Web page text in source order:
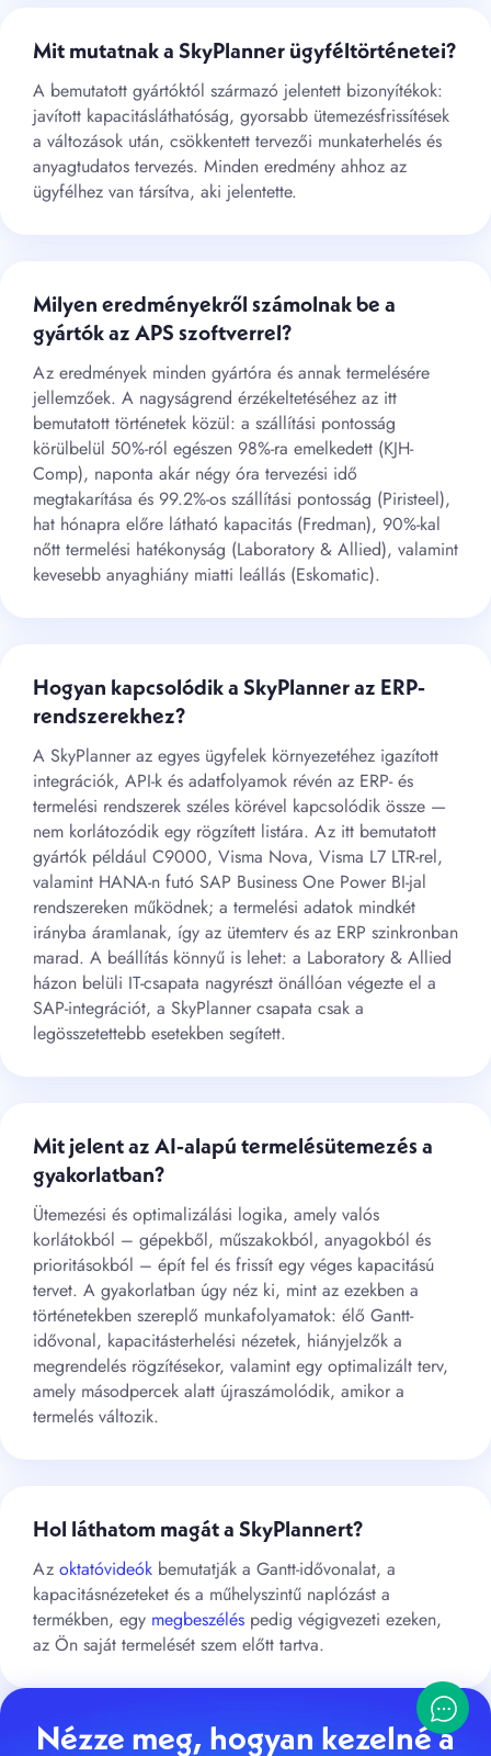
Mit mutatnak a SkyPlanner ügyféltörténetei?
A bemutatott gyártóktól származó jelentett bizonyítékok:
javított kapacitásláthatóság, gyorsabb ütemezésfrissítések
a változások után, csökkentett tervezői munkaterhelés és
anyagtudatos tervezés. Minden eredmény ahhoz az
ügyfélhez van társítva, aki jelentette.
Milyen eredményekről számolnak be a
gyártók az APS szoftverrel?
Az eredmények minden gyártóra és annak termelésére
jellemzőek. A nagyságrend érzékeltetéséhez az itt
bemutatott történetek közül: a szállítási pontosság
körülbelül 50%-ról egészen 98%-ra emelkedett (KJH-
Comp), naponta akár négy óra tervezési idő
megtakarítása és 99.2%-os szállítási pontosság (Piristeel),
hat hónapra előre látható kapacitás (Fredman), 90%-kal
nőtt termelési hatékonyság (Laboratory & Allied), valamint
kevesebb anyaghiány miatti leállás (Eskomatic).
Hogyan kapcsolódik a SkyPlanner az ERP-
rendszerekhez?
A SkyPlanner az egyes ügyfelek környezetéhez igazított
integrációk, API-k és adatfolyamok révén az ERP- és
termelési rendszerek széles körével kapcsolódik össze —
nem korlátozódik egy rögzített listára. Az itt bemutatott
gyártók például C9000, Visma Nova, Visma L7 LTR-rel,
valamint HANA-n futó SAP Business One Power BI-jal
rendszereken működnek; a termelési adatok mindkét
irányba áramlanak, így az ütemterv és az ERP szinkronban
marad. A beállítás könnyű is lehet: a Laboratory & Allied
házon belüli IT-csapata nagyrészt önállóan végezte el a
SAP-integrációt, a SkyPlanner csapata csak a
legösszetettebb esetekben segített.
Mit jelent az AI-alapú termelésütemezés a
gyakorlatban?
Ütemezési és optimalizálási logika, amely valós
korlátokból – gépekből, műszakokból, anyagokból és
prioritásokból – épít fel és frissít egy véges kapacitású
tervet. A gyakorlatban úgy néz ki, mint az ezekben a
történetekben szereplő munkafolyamatok: élő Gantt-
idővonal, kapacitásterhelési nézetek, hiányjelzők a
megrendelés rögzítésekor, valamint egy optimalizált terv,
amely másodpercek alatt újraszámolódik, amikor a
termelés változik.
Hol láthatom magát a SkyPlannert?
Az oktatóvideók bemutatják a Gantt-idővonalat, a
kapacitásnézeteket és a műhelyszintű naplózást a
termékben, egy megbeszélés pedig végigvezeti ezeken,
az Ön saját termelését szem előtt tartva.
Nézze meg, hogyan kezelné a